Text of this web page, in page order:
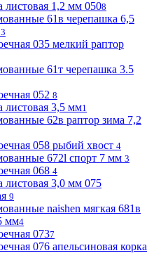
листовая 1,2 мм 0508
61в черепашка 6,5
3
035 мелкий раптор
61т черепашка 3.5
052 8
листовая 3,5 мм1
62в раптор зима 7,2
058 рыбий хвост 4
672l спорт 7 мм 3
068 4
листовая 3,0 мм 075
9
naishen мягкая 681в
мм4
0737
076 апельсиновая корка